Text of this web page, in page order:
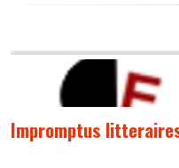
Impromptus